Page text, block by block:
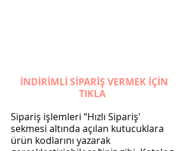
İNDİRİMLİ SİPARİŞ VERMEK İÇİN
TIKLA
Sipariş işlemleri “Hızlı Sipariş'
sekmesi altında açılan kutucuklara
ürün kodlarını yazarak